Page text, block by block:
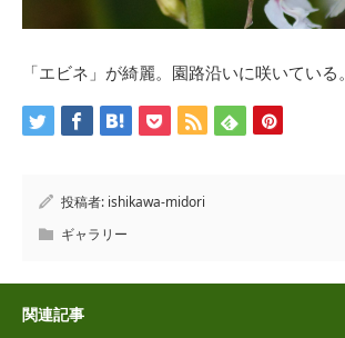
「エビネ」が綺麗。園路沿いに咲いている。
投稿者: ishikawa-midori
ギャラリー
関連記事